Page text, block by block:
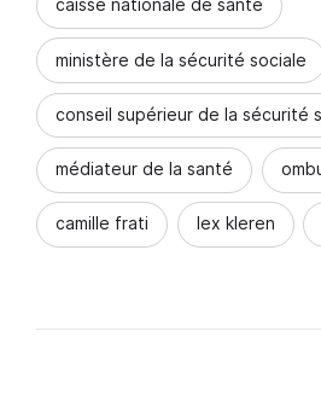
caisse nationale de santé
ministère de la sécurité sociale
conseil supérieur de la sécurité
médiateur de la santé
camille frati lex kleren